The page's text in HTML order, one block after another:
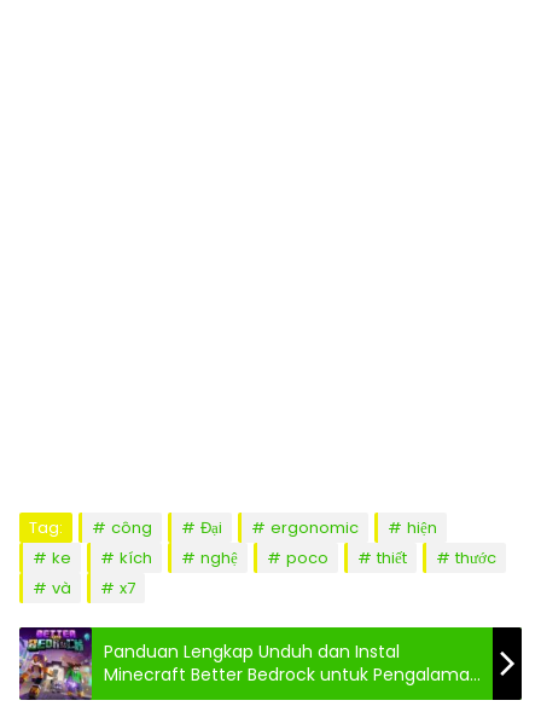
Tag: công Đại ergonomic
hiện
ke
kích nghệ poco thiết
thước
và
x7
Panduan Lengkap Unduh dan Instal
Minecraft Better Bedrock untuk Pengalaman
Bermain Maksimal